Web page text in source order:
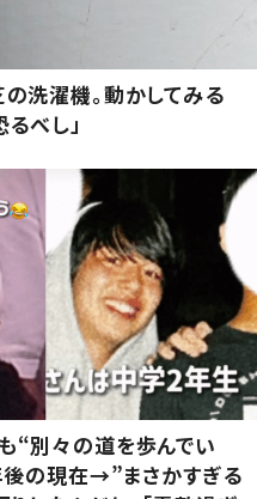
洗濯機。動かしてみる
べし」
“別々の道を歩んでい
後の現在→”まさかすぎる